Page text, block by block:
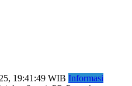
19:41:49 WIB Informasi